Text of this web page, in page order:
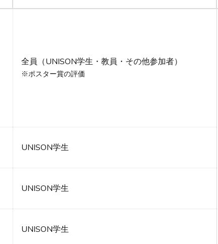
全員（UNISON学生・教員・その他参加者）
※ポスター賞の評価
UNISON学生
UNISON学生
UNISON学生